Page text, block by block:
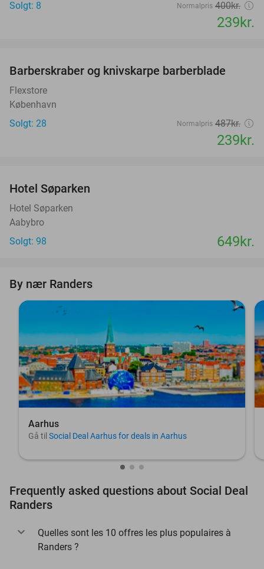
Solgt: 8
Normalpris 400kr.
239kr.
Barberskraber og knivskarpe barberblade
Flexstore
København
Solgt: 28
Normalpris 487kr.
239kr.
Hotel Søparken
Hotel Søparken
Aabybro
Solgt: 98
649kr.
By nær Randers
Aarhus
Gå til Social Deal Aarhus for deals in Aarhus
Frequently asked questions about Social Deal
Randers
Quelles sont les 10 offres les plus populaires à
Randers ?